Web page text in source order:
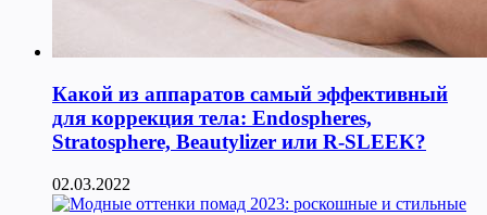
Какой из аппаратов самый эффективный
для коррекция тела: Endospheres,
Stratosphere, Beautylizer или R-SLEEK?
02.03.2022